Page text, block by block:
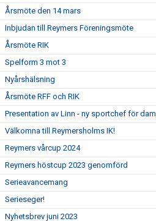
Årsmöte den 14 mars
Inbjudan till Reymers Föreningsmöte
Årsmöte RIK
Spelform 3 mot 3
Nyårshälsning
Årsmöte RFF och RIK
Presentation av Linn - ny sportchef för dam
Välkomna till Reymersholms IK!
Reymers vårcup 2024
Reymers höstcup 2023 genomförd
Serieavancemang
Serieseger!
Nyhetsbrev juni 2023